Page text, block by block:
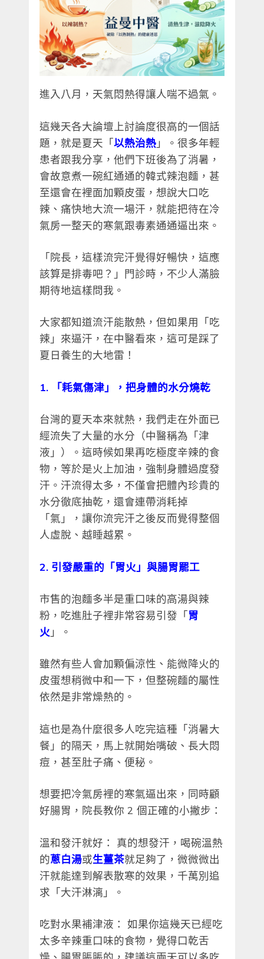
進入八月，天氣悶熱得讓人喘不過氣。
這幾天各大論壇上討論度很高的一個話
題，就是夏天「以熱治熱」。很多年輕
患者跟我分享，他們下班後為了消暑，
會故意煮一碗紅通通的韓式辣泡麵，甚
至還會在裡面加顆皮蛋，想說大口吃
辣、痛快地大流一場汗，就能把待在冷
氣房一整天的寒氣跟毒素通通逼出來。
「院長，這樣流完汗覺得好暢快，這應
該算是排毒吧？」門診時，不少人滿臉
期待地這樣問我。
大家都知道流汗能散熱，但如果用「吃
辣」來逼汗，在中醫看來，這可是踩了
夏日養生的大地雷！
1. 「耗氣傷津」，把身體的水分燒乾
台灣的夏天本來就熱，我們走在外面已
經流失了大量的水分（中醫稱為「津
液」）。這時候如果再吃極度辛辣的食
物，等於是火上加油，強制身體過度發
汗。汗流得太多，不僅會把體內珍貴的
水分徹底抽乾，還會連帶消耗掉
「氣」，讓你流完汗之後反而覺得整個
人虛脫、越睡越累。
2. 引發嚴重的「胃火」與腸胃罷工
市售的泡麵多半是重口味的高湯與辣
粉，吃進肚子裡非常容易引發「胃
火 」。
雖然有些人會加顆偏涼性、能微降火的
皮蛋想稍微中和一下，但整碗麵的屬性
依然是非常燥熱的。
這也是為什麼很多人吃完這種「消暑大
餐」的隔天，馬上就開始嘴破、長大悶
痘，甚至肚子痛、便秘。
想要把冷氣房裡的寒氣逼出來，同時顧
好腸胃，院長教你 2 個正確的小撇步：
溫和發汗就好： 真的想發汗，喝碗溫熱
的蔥白湯或生薑茶就足夠了，微微微出
汗就能達到解表散寒的效果，千萬別追
求「大汗淋漓」。
吃對水果補津液： 如果你這幾天已經吃
太多辛辣重口味的食物，覺得口乾舌